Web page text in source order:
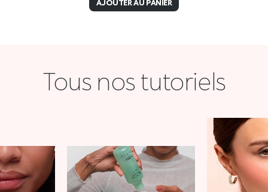
AJOUTER AU PANIER
Tous nos tutoriels